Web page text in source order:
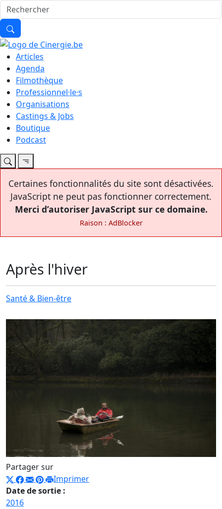
Articles
Agenda
Filmothèque
Professionnel·le·s
Organisations
Castings & Jobs
Boutique
Podcast
Certaines fonctionnalités du site sont désactivées.
JavaScript ne peut pas fonctionner correctement.
Merci d’autoriser JavaScript sur ce domaine.
Raison : AdBlocker
Après l'hiver
Santé & Bien-être
Partager sur
Imprimer
Date de sortie :
2016